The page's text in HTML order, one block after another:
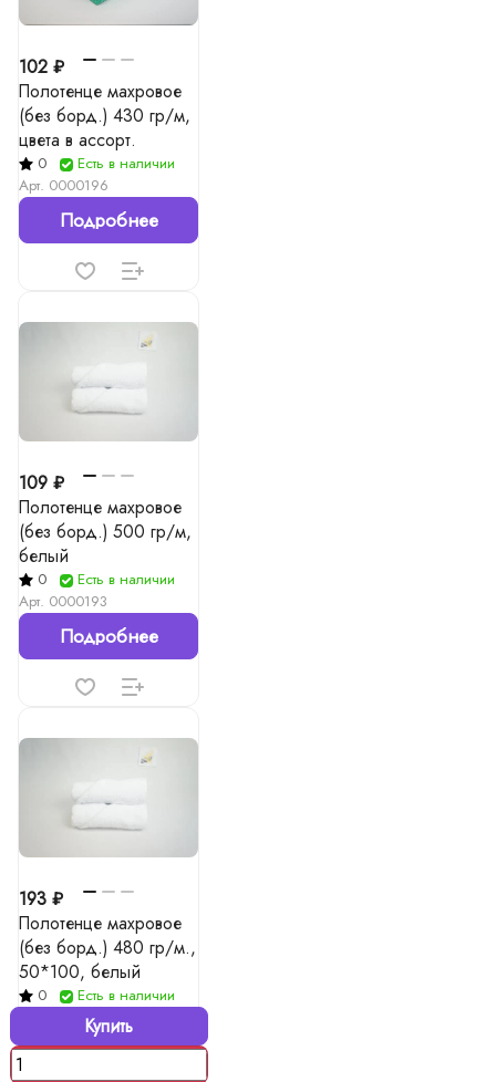
102 ₽
Полотенце махровое
(без борд.) 430 гр/м,
цвета в ассорт.
0
Есть в наличии
Арт. 0000196
Подробнее
109 ₽
Полотенце махровое
(без борд.) 500 гр/м,
белый
0
Есть в наличии
Арт. 0000193
Подробнее
193 ₽
Полотенце махровое
(без борд.) 480 гр/м.,
50*100, белый
0 Есть в наличии
Купить